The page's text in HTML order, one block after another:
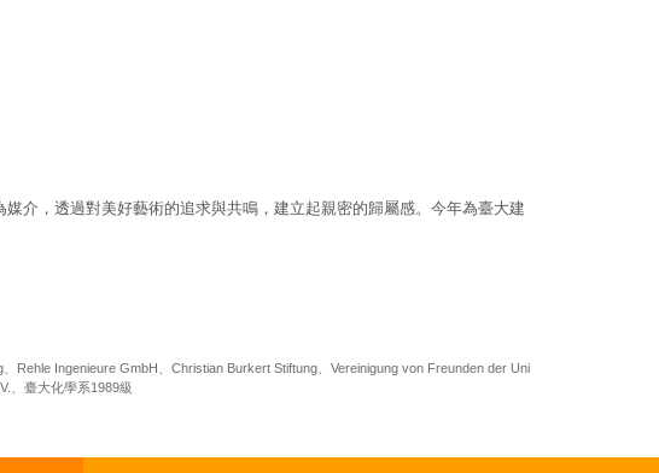
介，透過對美好藝術的追求與共鳴，建立起親密的歸屬感。今年為臺大建
Rehle Ingenieure GmbH Christian Burkert Stiftung
Vereinigung von Freunden der Uni
、臺大化學系1989級